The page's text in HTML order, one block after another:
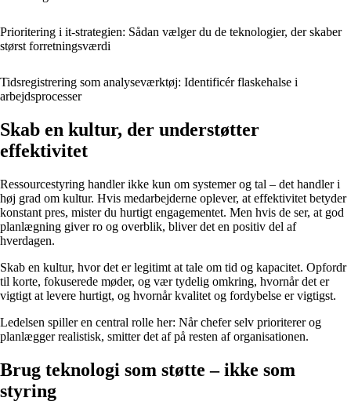
Prioritering i it-strategien: Sådan vælger du de teknologier, der skaber
størst forretningsværdi
Tidsregistrering som analyseværktøj: Identificér flaskehalse i
arbejdsprocesser
Skab en kultur, der understøtter
effektivitet
Ressourcestyring handler ikke kun om systemer og tal – det handler i
høj grad om kultur. Hvis medarbejderne oplever, at effektivitet betyder
konstant pres, mister du hurtigt engagementet. Men hvis de ser, at god
planlægning giver ro og overblik, bliver det en positiv del af
hverdagen.
Skab en kultur, hvor det er legitimt at tale om tid og kapacitet. Opfordr
til korte, fokuserede møder, og vær tydelig omkring, hvornår det er
vigtigt at levere hurtigt, og hvornår kvalitet og fordybelse er vigtigst.
Ledelsen spiller en central rolle her: Når chefer selv prioriterer og
planlægger realistisk, smitter det af på resten af organisationen.
Brug teknologi som støtte – ikke som
styring